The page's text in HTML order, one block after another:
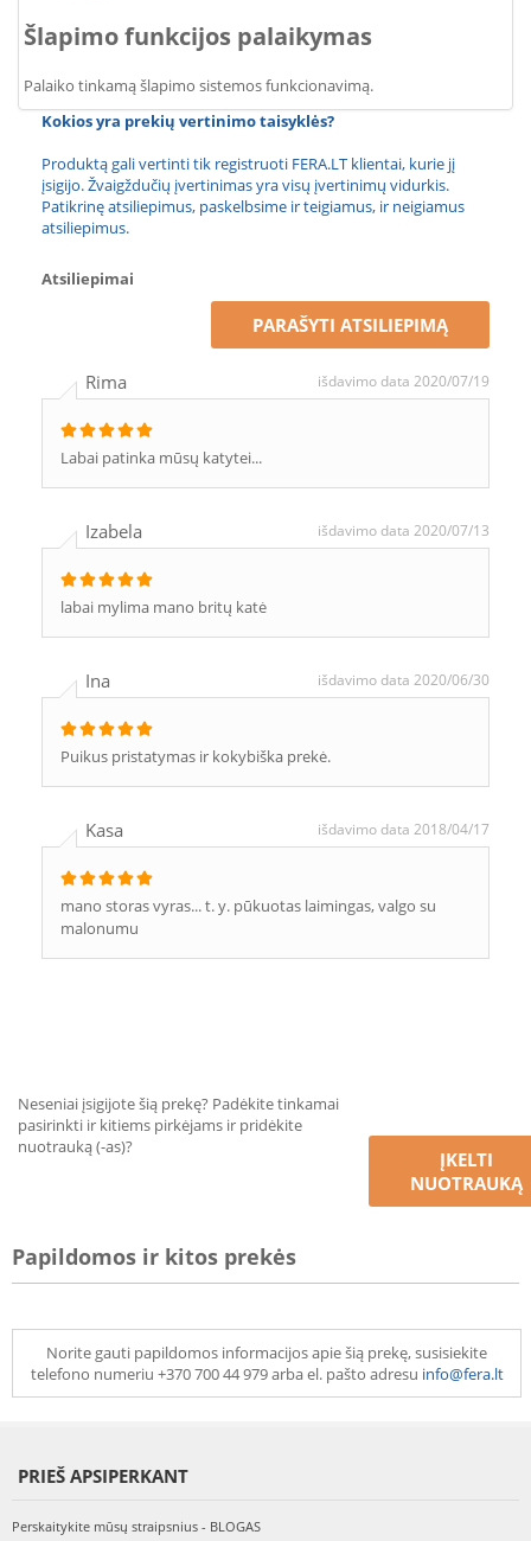
Šlapimo funkcijos palaikymas
Palaiko tinkamą šlapimo sistemos funkcionavimą.
Kokios yra prekių vertinimo taisyklės?
Produktą gali vertinti tik registruoti FERA.LT klientai, kurie jį
įsigijo. Žvaigždučių įvertinimas yra visų įvertinimų vidurkis.
Patikrinę atsiliepimus, paskelbsime ir teigiamus, ir neigiamus
atsiliepimus.
Atsiliepimai
PARAŠYTI ATSILIEPIMĄ
Rima išdavimo data 2020/07/19
Labai patinka mūsų katytei...
Izabela išdavimo data 2020/07/13
labai mylima mano britų katė
Ina išdavimo data 2020/06/30
Puikus pristatymas ir kokybiška prekė.
Kasa išdavimo data 2018/04/17
mano storas vyras... t. y. pūkuotas laimingas, valgo su
malonumu
Neseniai įsigijote šią prekę? Padėkite tinkamai
pasirinkti ir kitiems pirkėjams ir pridėkite
nuotrauką (-as)?
ĮKELTI
NUOTRAUKĄ
Papildomos ir kitos prekės
Norite gauti papildomos informacijos apie šią prekę, susisiekite
telefono numeriu +370 700 44 979 arba el. pašto adresu info@fera.lt
PRIEŠ APSIPERKANT
Perskaitykite mūsų straipsnius - BLOGAS